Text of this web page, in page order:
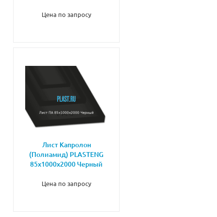
Цена по запросу
Лист Капролон
(Полиамид) PLASTENG
85х1000х2000 Черный
Цена по запросу